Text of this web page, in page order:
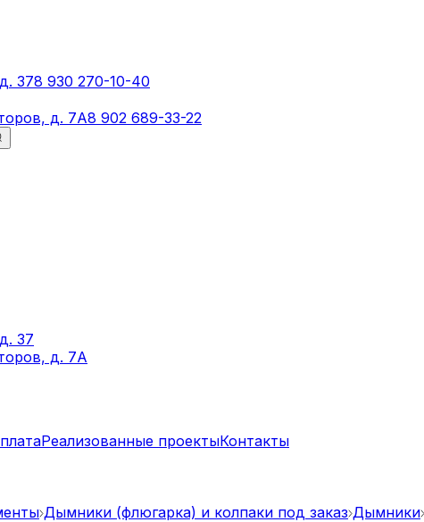
378 930 270-10-40
д. 7А8 902 689-33-22
37
д. 7А
Реализованные проектыКонтакты
Дымники (флюгарка) и колпаки под заказ Дымники